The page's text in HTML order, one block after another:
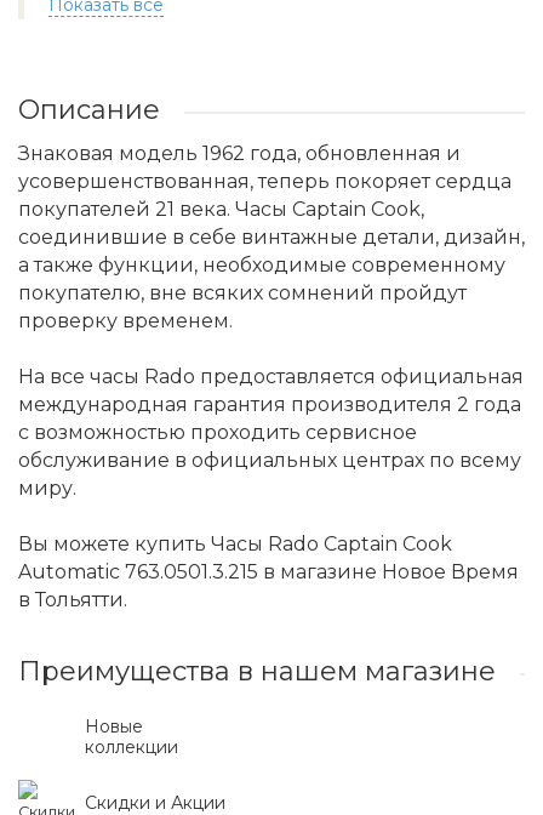
Показать всё
Описание
Знаковая модель 1962 года, обновленная и
усовершенствованная, теперь покоряет сердца
покупателей 21 века. Часы Captain Cook,
соединившие в себе винтажные детали, дизайн,
а также функции, необходимые современному
покупателю, вне всяких сомнений пройдут
проверку временем.
На все часы Rado предоставляется официальная
международная гарантия производителя 2 года
с возможностью проходить сервисное
обслуживание в официальных центрах по всему
миру.
Вы можете купить Часы Rado Captain Cook
Automatic 763.0501.3.215 в магазине Новое Время
в Тольятти.
Преимущества в нашем магазине
Новые
коллекции
Скидки и Акции